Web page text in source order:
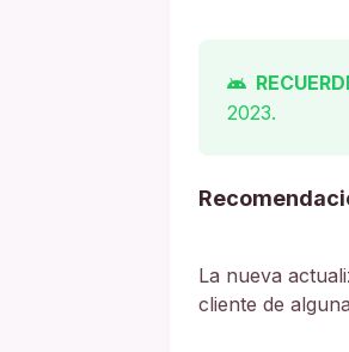
2023.
La nueva
cliente de